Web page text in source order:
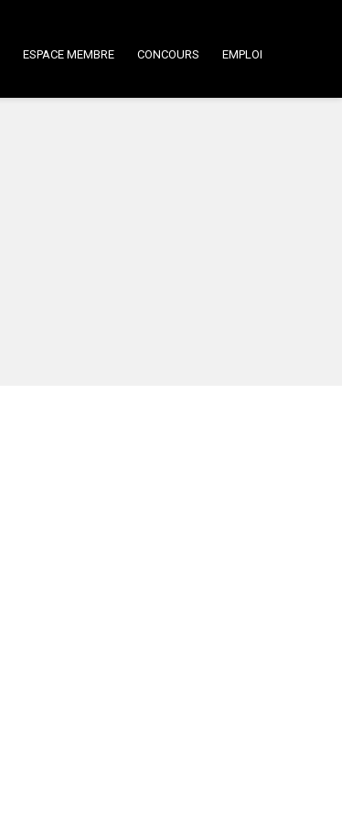
ESPACE MEMBRE CONCOURS EMPLOI